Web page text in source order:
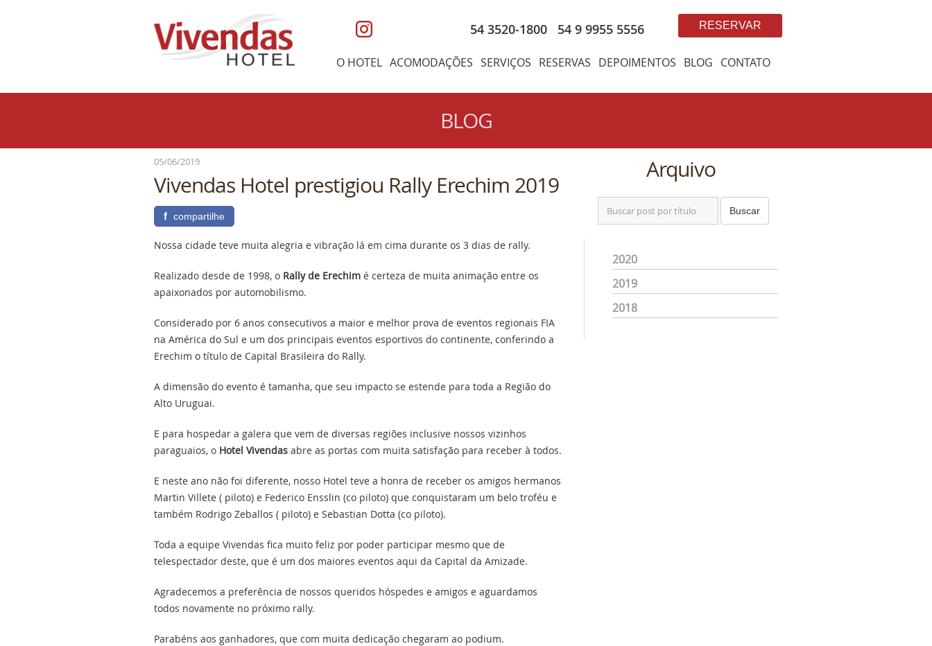
54 3520-1800 54 9 9955 5556 RESERVAR
O HOTEL ACOMODAÇÕES SERVIÇOS RESERVAS DEPOIMENTOS BLOG CONTATO
BLOG
05/06/2019
Vivendas Hotel prestigiou Rally Erechim 2019
f compartilhe
Nossa cidade teve muita alegria e vibração lá em cima durante os 3 dias de rally.
Realizado desde de 1998, o Rally de Erechim é certeza de muita animação entre os
apaixonados por automobilismo.
Considerado por 6 anos consecutivos a maior e melhor prova de eventos regionais FIA
na América do Sul e um dos principais eventos esportivos do continente, conferindo a
Erechim o título de Capital Brasileira do Rally.
A dimensão do evento é tamanha, que seu impacto se estende para toda a Região do
Alto Uruguai.
E para hospedar a galera que vem de diversas regiões inclusive nossos vizinhos
paraguaios, o Hotel Vivendas abre as portas com muita satisfação para receber à todos.
E neste ano não foi diferente, nosso Hotel teve a honra de receber os amigos hermanos
Martin Villete ( piloto) e Federico Ensslin (co piloto) que conquistaram um belo troféu e
também Rodrigo Zeballos ( piloto) e Sebastian Dotta (co piloto).
Toda a equipe Vivendas fica muito feliz por poder participar mesmo que de
telespectador deste, que é um dos maiores eventos aqui da Capital da Amizade.
Agradecemos a preferência de nossos queridos hóspedes e amigos e aguardamos
todos novamente no próximo rally.
Parabéns aos ganhadores, que com muita dedicação chegaram ao podium.
Arquivo
Buscar
2020
2019
2018